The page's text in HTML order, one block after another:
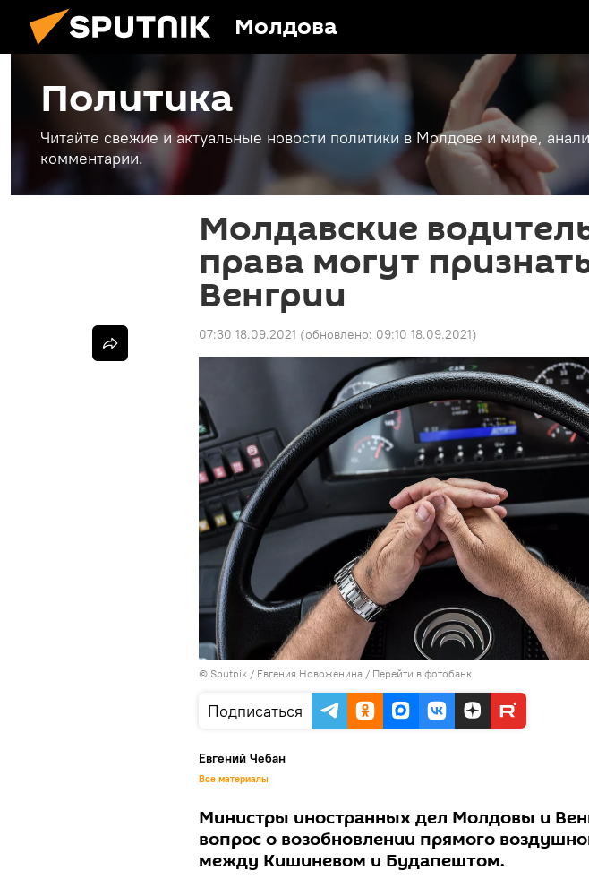
Молдова
Политика
Читайте свежие и актуальные новости политики в Молдове и мире,
комментарии.
Молдавские
права могут
Венгрии
07:30 18.09.2021 (обновлено: 09:10 18.09.2021)
© Sputnik / Евгения Новоженина / Перейти в фотобанк
Подписаться
Евгений Чебан
Все материалы
Министры иностранных дел Молдовы и
вопрос о возобновлении прямого
между Кишиневом и Будапештом.